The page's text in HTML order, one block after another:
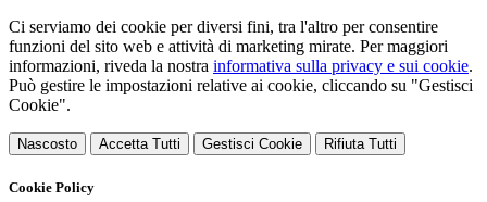
Ci serviamo dei cookie per diversi fini, tra l'altro per consentire
funzioni del sito web e attività di marketing mirate. Per maggiori
informazioni, riveda la nostra informativa sulla privacy e sui cookie.
Può gestire le impostazioni relative ai cookie, cliccando su "Gestisci
Cookie".
Nascosto Accetta Tutti Gestisci Cookie Rifiuta Tutti
Cookie Policy